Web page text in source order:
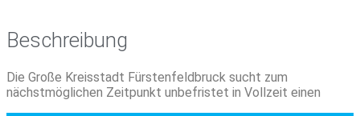
Beschreibung
Die Große Kreisstadt Fürstenfeldbruck sucht zum
nächstmöglichen Zeitpunkt unbefristet in Vollzeit einen